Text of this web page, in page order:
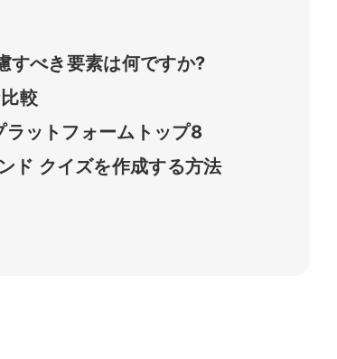
すべき要素は何ですか?
較
ラットフォームトップ8
ド クイズを作成する方法